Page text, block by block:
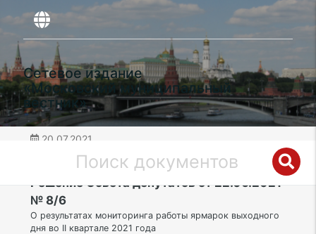
Сетевое издание
«Московский муниципальный
вестник»
20.07.2021
ЮВАО | Муниципальный округ Печатники
Решение Совета депутатов от 22.06.2021
№ 8/6
О результатах мониторинга работы ярмарок выходного
дня во II квартале 2021 года